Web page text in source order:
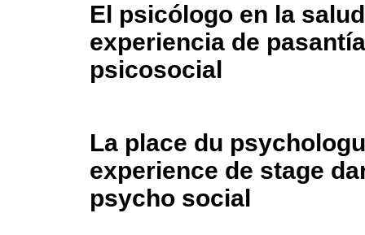
El psicólogo en la
experiencia de
psicosocial
La place du
experience de stage
psycho social